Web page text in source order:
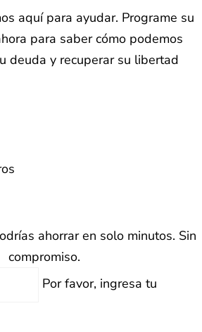
aquí para ayudar. Programe su
para saber cómo podemos
deuda y recuperar su libertad
ahorrar en solo minutos. Sin
compromiso.
Por favor, ingresa tu